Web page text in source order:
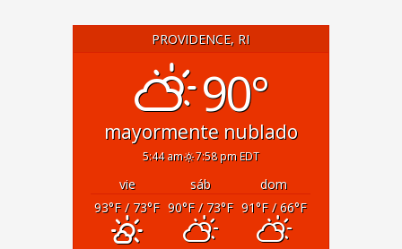
PROVIDENCE, RI
90°
mayormente nublado
5:44 am 7:58 pm EDT
vie sáb
dom
93°F/ 73°F 90°F/ 73°F 91°F/ 66°F